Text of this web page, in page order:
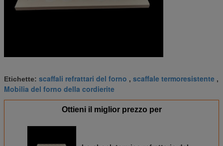
Etichette: scaffali refrattari del forno , scaffale termoresistente ,
Mobilia del forno della cordierite
Ottieni il miglior prezzo per